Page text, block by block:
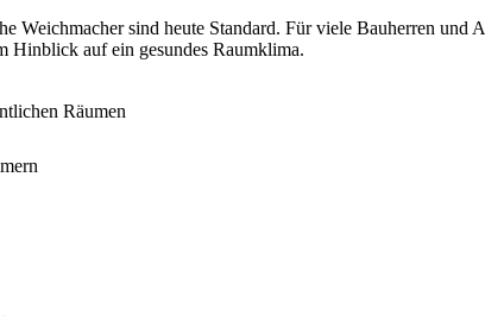
sind heute Standard. Für viele Bauherren und
Hinblick auf ein gesundes Raumklima.
Räumen